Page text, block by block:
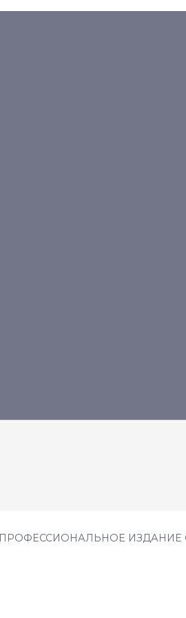
ПРОФЕССИОНАЛЬНОЕ ИЗДАНИЕ